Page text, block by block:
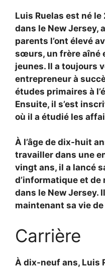
Luis Ruelas est né
dans le New Jersey,
parents l’ont élevé
sœurs, un frère aîné
jeunes. Il a toujours
entrepreneur à
études primaires à
Ensuite, il s’est
où il a étudié les
À l’âge de dix-huit
travailler dans une
vingt ans, il a lancé
d’informatique et
dans le New Jersey.
maintenant sa vie de
Carrière
À dix-neuf ans, Luis